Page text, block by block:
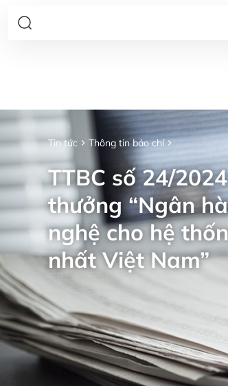
Tin tức Thông tin báo chí
TTBC số 24/
thưởng “Ngân
nghệ cho hệ
nhất Việt Nam”